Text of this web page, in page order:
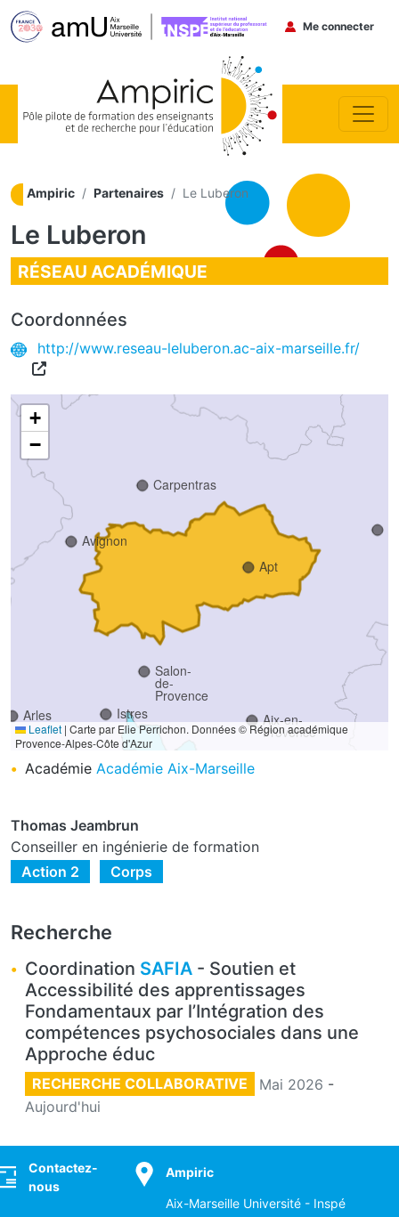
Menu du
Me connecter
Ampiric Partenaires Le Luberon
Le Luberon
RÉSEAU ACADÉMIQUE
Coordonnées
http://www.reseau-leluberon.ac-aix-marseille.fr/
Avignon
Aix-en-
Provence
Apt
Arles
Carpentras
Istres
Salon-
de-
Provence
+
−
Leaflet | Carte par Elie Perrichon. Données © Région académique
Provence-Alpes-Côte d'Azur
Académie Académie Aix-Marseille
Thomas Jeambrun
Conseiller en ingénierie de formation
Action 2
Corps
Recherche
Coordination SAFIA - Soutien et
Accessibilité des apprentissages
Fondamentaux par l’Intégration des
compétences psychosociales dans une
Approche éduc
RECHERCHE COLLABORATIVE Mai 2026 -
Aujourd'hui
Contactez-
nous
Ampiric
Aix-Marseille Université - Inspé